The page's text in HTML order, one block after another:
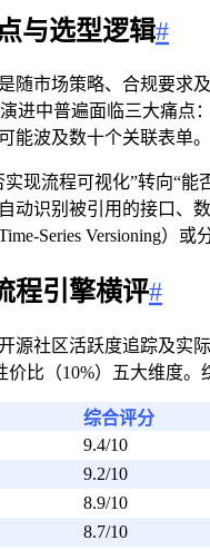
与选型逻辑#
随市场策略、合规要求
进中普遍面临三大痛
能波及数十个关联表单
现流程可视化”转向“
动识别被引用的接口、
Series Versioning）
程引擎横评#
源社区活跃度追踪及实
比（10%）五大维度。
综合评分
9.4/10
9.2/10
8.9/10
8.7/10